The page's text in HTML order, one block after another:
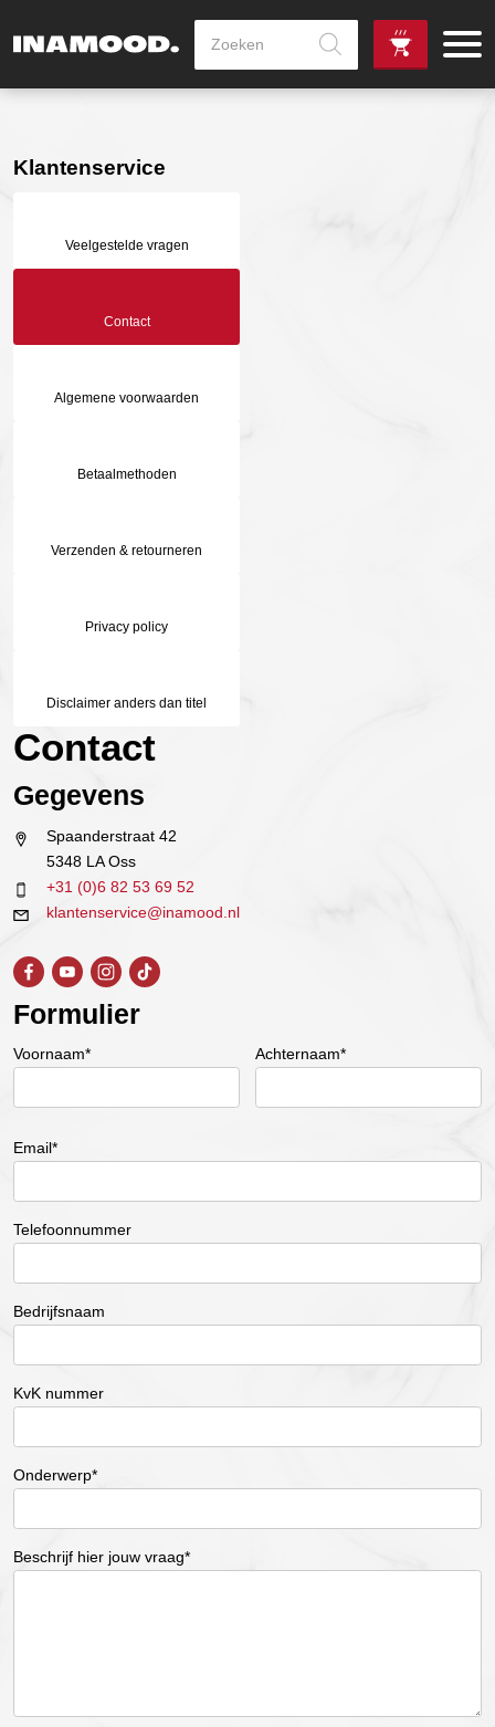
leverdag
Klantenservice
Veelgestelde vragen
Contact
Algemene voorwaarden
Betaalmethoden
Verzenden & retourneren
Privacy policy
Disclaimer anders dan titel
Contact
Gegevens
Spaanderstraat 42
5348 LA Oss
+31 (0)6 82 53 69 52
klantenservice@inamood.nl
Formulier
Voornaam* Achternaam*
Email*
Telefoonnummer
Bedrijfsnaam
KvK nummer
Onderwerp*
Beschrijf hier jouw vraag*